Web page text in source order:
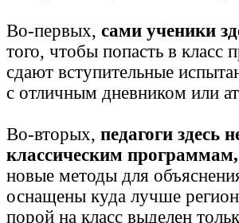
Во-первых, сами ученики
того, чтобы попасть в
сдают вступительные
с отличным дневником или
Во-вторых, педагоги здесь
классическим программам,
новые методы для
оснащены куда лучше
порой на класс выделен